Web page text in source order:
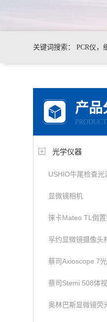
关键词搜索： PCR仪，
产品
光学仪器
USHIO牛尾检查光
显微镜相机
徕卡Mateo TL倒
孚约显微镜摄像头
蔡司Axioscope 7
蔡司Stemi 508体
奥林巴斯显微镜荧